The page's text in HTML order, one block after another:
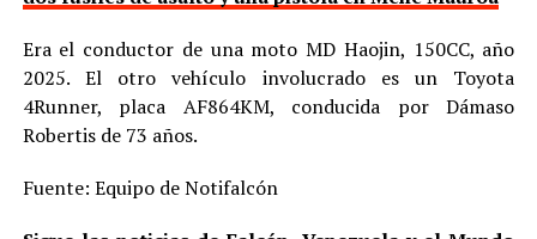
Era el conductor de una moto MD Haojin, 150CC, año
2025. El otro vehículo involucrado es un Toyota
4Runner, placa AF864KM, conducida por Dámaso
Robertis de 73 años.
Fuente: Equipo de Notifalcón